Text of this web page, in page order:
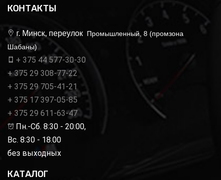
КОНТАКТЫ
г. Минск, переулок Промышленный, 8 (промзона
Шабаны)
+ 375 44 577-30-30
+ 375 29 308-77-22
+ 375 29 705-41-21
+ 375 17 397-05-85
+ 375 29 611-63-47
Пн.-Сб. 8:30 - 20:00,
Вс. 8:30 - 18.00
без выходных
КАТАЛОГ